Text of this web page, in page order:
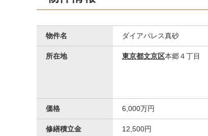
物件名 ダイアパレス真砂
所在地 東京都文京区本郷４丁目
価格 6,000万円
修繕積立金 12,500円